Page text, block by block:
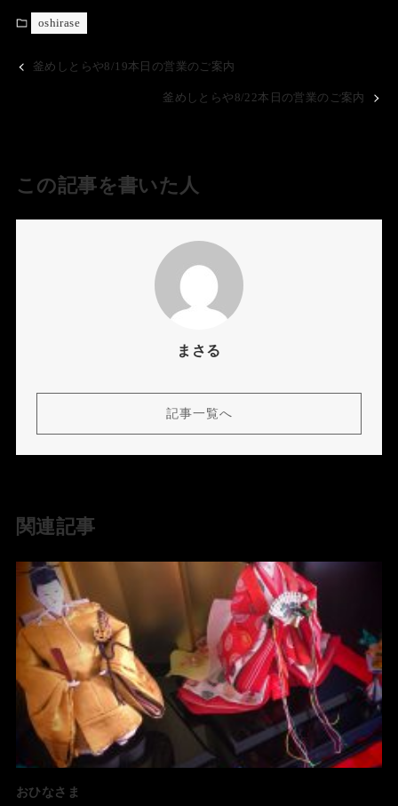
oshirase
釜めしとらや8/19本日の営業のご案内
釜めしとらや8/22本日の営業のご案内
この記事を書いた人
まさる
記事一覧へ
関連記事
おひなさま